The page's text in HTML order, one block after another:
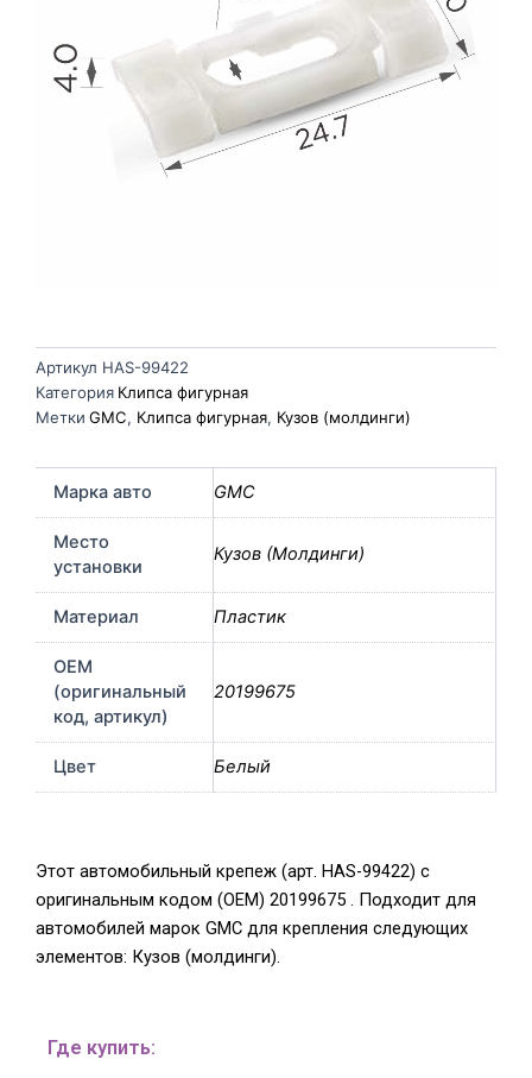
Артикул HAS-99422
Категория Клипса фигурная
Метки GMC, Клипса фигурная, Кузов (молдинги)
Марка авто GMC
Место
установки
Кузов (Молдинги)
Материал Пластик
OEM
(оригинальный
код, артикул)
20199675
Цвет Белый
Этот автомобильный крепеж (арт. HAS-99422) с
оригинальным кодом (OEM) 20199675 . Подходит для
автомобилей марок GMC для крепления следующих
элементов: Кузов (молдинги).
Где купить: